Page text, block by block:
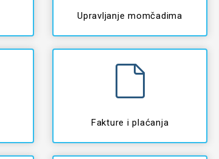
Upravljanje momčadima
Fakture i plaćanja